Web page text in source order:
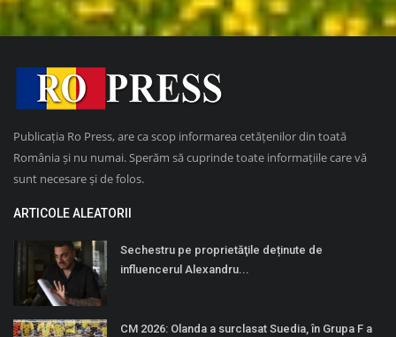
Publicația Ro Press, are ca scop informarea cetățenilor din toată
România și nu numai. Sperăm să cuprinde toate informațiile care vă
sunt necesare și de folos.
ARTICOLE ALEATORII
Sechestru pe proprietăţile deținute de
influencerul Alexandru...
CM 2026: Olanda a surclasat Suedia, în Grupa F a